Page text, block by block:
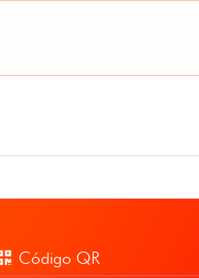
Código QR